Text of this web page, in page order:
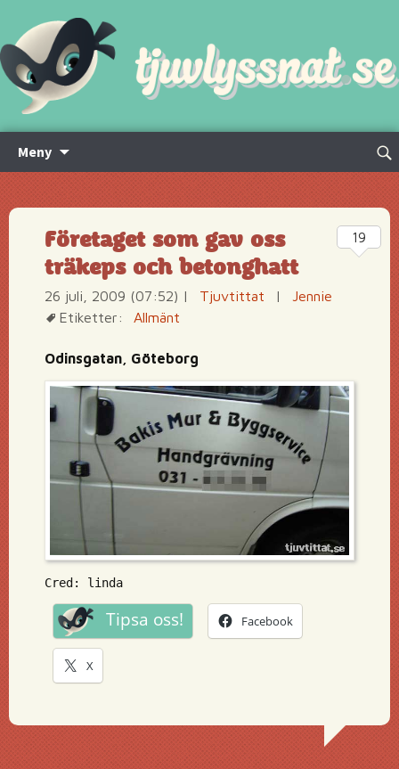
Meny
innehåll
Sök
Företaget som gav oss
träkeps och betonghatt
26 juli, 2009 (07:52) | Tjuvtittat |
Jennie
Etiketter:
Allmänt
Odinsgatan, Göteborg
Cred: linda
Tipsa oss! Facebook
X
19